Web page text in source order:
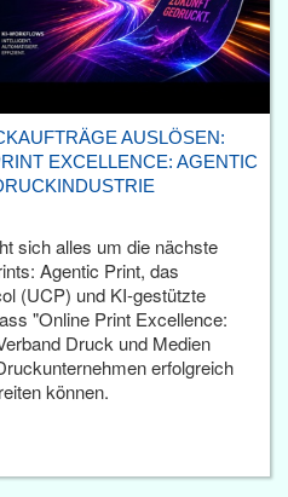
AUSLÖSEN:
EXCELLENCE: AGENTIC
sich alles um die nächste
Agentic Print, das
(UCP) und KI-gestützte
"Online Print Excellence:
Druck und Medien
erfolgreich
können.